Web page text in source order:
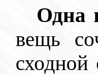
Одна
вещь